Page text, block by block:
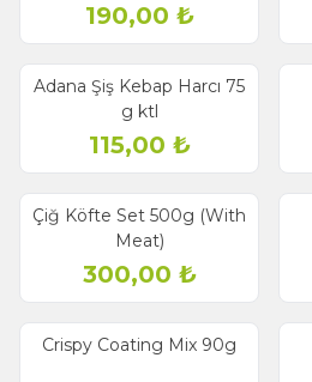
190,00 ₺
out
Adana Şiş Kebap Harcı 75
g ktl
115,00 ₺
out
Çiğ Köfte Set 500g (With
Meat)
300,00 ₺
Crispy Coating Mix 90g